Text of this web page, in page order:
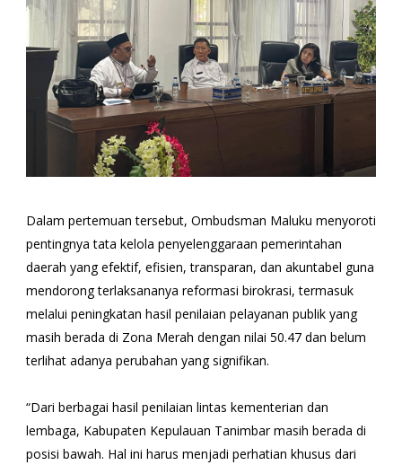
Dalam pertemuan tersebut, Ombudsman Maluku menyoroti
pentingnya tata kelola penyelenggaraan pemerintahan
daerah yang efektif, efisien, transparan, dan akuntabel guna
mendorong terlaksananya reformasi birokrasi, termasuk
melalui peningkatan hasil penilaian pelayanan publik yang
masih berada di Zona Merah dengan nilai 50.47 dan belum
terlihat adanya perubahan yang signifikan.
“Dari berbagai hasil penilaian lintas kementerian dan
lembaga, Kabupaten Kepulauan Tanimbar masih berada di
posisi bawah. Hal ini harus menjadi perhatian khusus dari